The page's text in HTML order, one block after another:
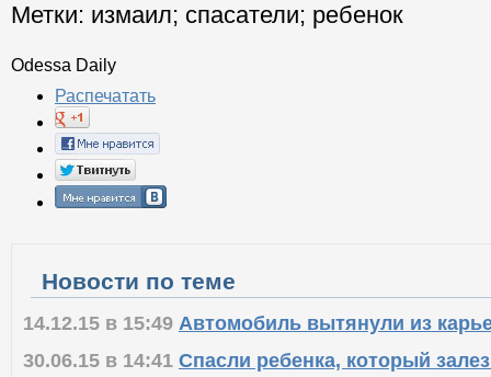
Метки: измаил; спасатели; ребенок
Odessa Daily
Распечатать
Новости по теме
14.12.15 в 15:49 Автомобиль вытянули из
30.06.15 в 14:41 Спасли ребенка, который